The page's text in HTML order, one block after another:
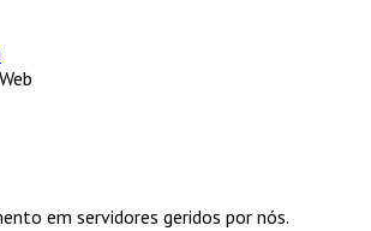
em servidores geridos por nós.